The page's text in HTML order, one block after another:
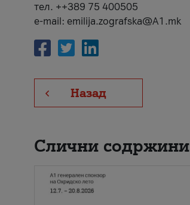
тел. ++389 75 400505
e-mail: emilija.zografska@A1.mk
Назад
Слични содржини